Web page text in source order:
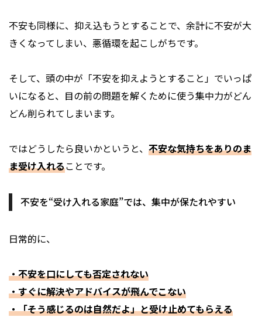
不安も同様に、抑え込もうとすることで、余計に不安が大
きくなってしまい、悪循環を起こしがちです。
そして、頭の中が「不安を抑えようとすること」でいっぱ
いになると、目の前の問題を解くために使う集中力がどん
どん削られてしまいます。
ではどうしたら良いかというと、 不安な気持ちをありのま
ま受け入れることです。
不安を“受け入れる家庭”では、集中が保たれやすい
日常的に、
・不安を口にしても否定されない
・すぐに解決やアドバイスが飛んでこない
・「そう感じるのは自然だよ」と受け止めてもらえる